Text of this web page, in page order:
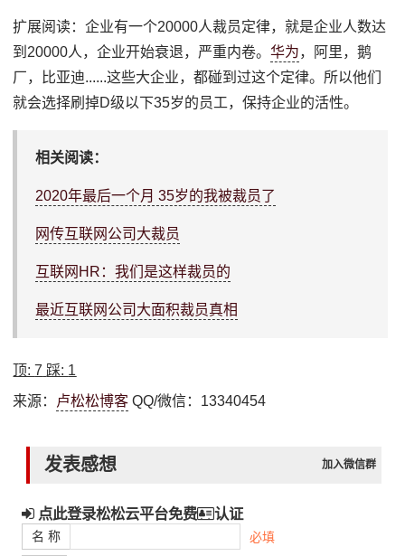
扩展阅读：企业有一个20000人裁员定律，就是企业人数达
到20000人，企业开始衰退，严重内卷。华为，阿里，鹅
厂，比亚迪......这些大企业，都碰到过这个定律。所以他们
就会选择刷掉D级以下35岁的员工，保持企业的活性。
相关阅读：
2020年最后一个月 35岁的我被裁员了
网传互联网公司大裁员
互联网HR：我们是这样裁员的
最近互联网公司大面积裁员真相
顶:7 踩: 1
来源： 卢松松博客 QQ/微信：13340454
发表感想 加入微信群
点此登录松松云平台免费 认证
名 称 必填